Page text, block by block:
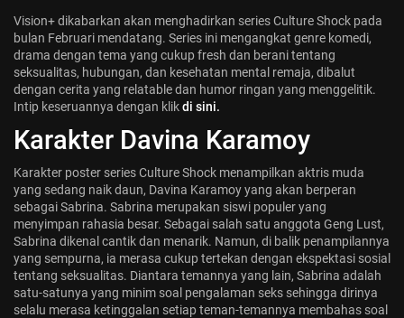
Vision+ dikabarkan akan menghadirkan series Culture Shock pada
bulan Februari mendatang. Series ini mengangkat genre komedi,
drama dengan tema yang cukup fresh dan berani tentang
seksualitas, hubungan, dan kesehatan mental remaja, dibalut
dengan cerita yang relatable dan humor ringan yang menggelitik.
Intip keseruannya dengan klikdi sini.
Karakter Davina Karamoy
Karakter poster series Culture Shock menampilkan aktris muda
yang sedang naik daun, Davina Karamoy yang akan berperan
sebagai Sabrina. Sabrina merupakan siswi populer yang
menyimpan rahasia besar. Sebagai salah satu anggota Geng Lust,
Sabrina dikenal cantik dan menarik. Namun, di balik penampilannya
yang sempurna, ia merasa cukup tertekan dengan ekspektasi sosial
tentang seksualitas. Diantara temannya yang lain, Sabrina adalah
satu-satunya yang minim soal pengalaman seks sehingga dirinya
selalu merasa ketinggalan setiap teman-temannya membahas soal